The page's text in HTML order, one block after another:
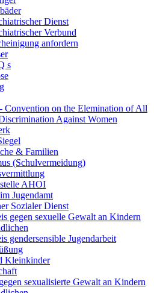
Dienst
Verbund
anfordern
s
Convention on the Elemination of All
Against Women
& Familien
(Schulvermeidung)
AHOI
Jugendamt
Sozialer Dienst
gegen sexuelle Gewalt an Kindern
gendersensible Jugendarbeit
Kleinkinder
sexualisierte Gewalt an Kindern